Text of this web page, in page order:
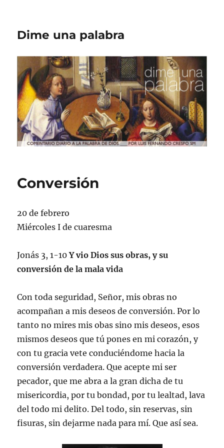
Dime una palabra
Conversión
20 de febrero
Miércoles I de cuaresma
Jonás 3, 1-10Y vio Dios sus obras, y su
conversión de la mala vida
Con toda seguridad, Señor, mis obras no
acompañan a mis deseos de conversión. Por lo
tanto no mires mis obas sino mis deseos, esos
mismos deseos que tú pones en mi corazón, y
con tu gracia vete conduciéndome hacia la
conversión verdadera. Que acepte mi ser
pecador, que me abra a la gran dicha de tu
misericordia, por tu bondad, por tu lealtad, lava
del todo mi delito. Del todo, sin reservas, sin
fisuras, sin dejarme nada para mí. Que así sea.